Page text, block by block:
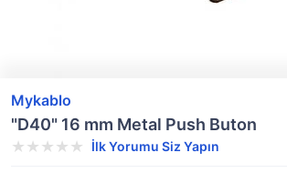
Mykablo
"D40" 16 mm Metal Push Buton
İlk Yorumu Siz Yapın